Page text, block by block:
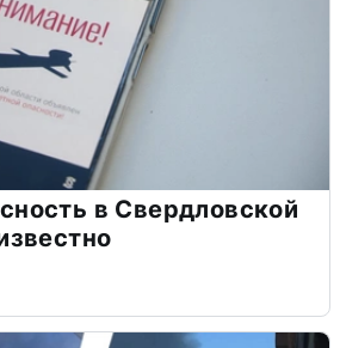
в Свердловской